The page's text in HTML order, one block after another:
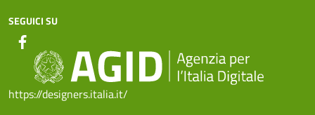
SEGUICI SU
https://designers.italia.it/